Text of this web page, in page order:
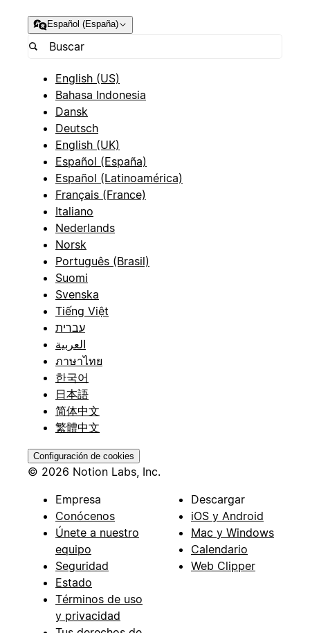
Español (España)
English (US)
Bahasa Indonesia
Dansk
Deutsch
English (UK)
Español (España)
Español (Latinoamérica)
Français (France)
Italiano
Nederlands
Norsk
Português (Brasil)
Suomi
Svenska
Tiếng Việt
עברית
العربية
ภาษาไทย
한국어
日本語
简体中文
繁體中文
Configuración de cookies
© 2026 Notion Labs, Inc.
Empresa
Conócenos
Únete a nuestro
equipo
Seguridad
Estado
Términos de uso
y privacidad
Descargar
iOS y Android
Mac y Windows
Calendario
Web Clipper